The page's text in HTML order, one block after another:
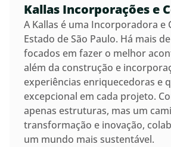
Kallas Incorporações e
A Kallas é uma Incorporadora e
Estado de São Paulo. Há mais
focados em fazer o melhor
além da construção e
experiências enriquecedoras e
excepcional em cada projeto.
apenas estruturas, mas um
transformação e inovação,
um mundo mais sustentável.